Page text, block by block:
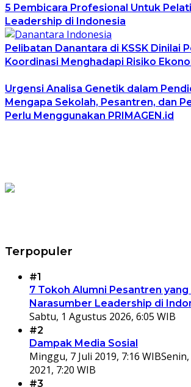
5 Pembicara Profesional Untuk
Leadership di Indonesia
Pelibatan Danantara di KSSK Dinilai
Koordinasi Menghadapi Risiko
Urgensi Analisa Genetik dalam
Mengapa Sekolah, Pesantren, dan
Perlu Menggunakan PRIMAGEN.id
Terpopuler
#1
7 Tokoh Alumni Pesantren
Narasumber Leadership di
Sabtu, 1 Agustus 2026, 6:05 WIB
#2
Dampak Media Sosial
Minggu, 7 Juli 2019, 7:16 WIB
2021, 7:20 WIB
#3